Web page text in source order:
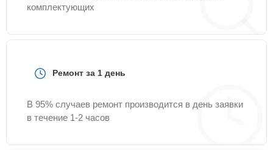
комплектующих
Ремонт за 1 день
В 95% случаев ремонт производится в день заявки
в течение 1-2 часов